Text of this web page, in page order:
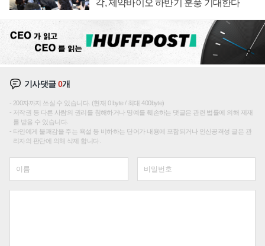
각, 제약바이오 하반기 훈풍 기대한다
기사댓글0개
200자까지 쓰실 수 있습니다. (현재 0 byte / 최대 400byte)
저작권 등 다른 사람의 권리를 침해하거나 명예를 훼손하는 댓글은 관련 법률에 의해 제재
를 받을 수 있습니다.
타인에게 불쾌감을 주는 욕설 등 비하하는 단어가 내용에 포함되거나 인신공격성 글은 관
리자의 판단에 의해 삭제 합니다.